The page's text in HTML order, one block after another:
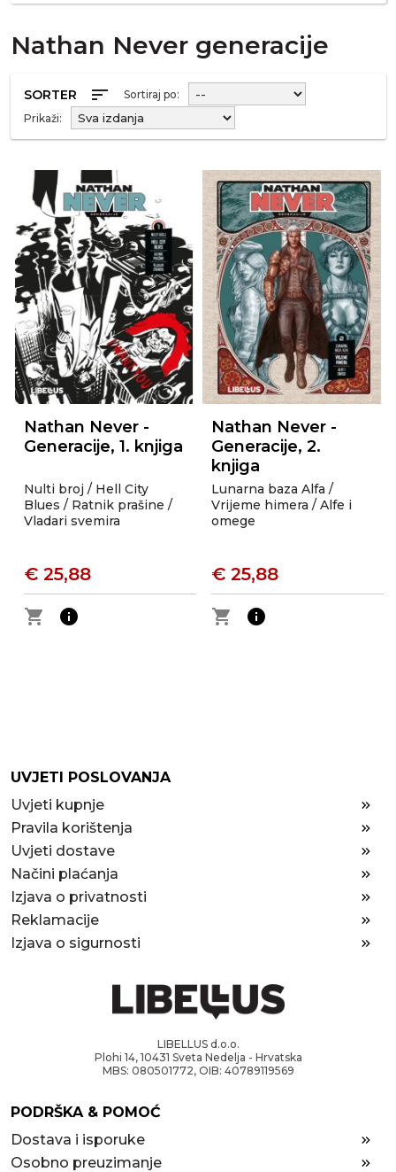
Nathan Never generacije
SORTER sort
Sortiraj po:
Prikaži:
Nathan Never -
Generacije, 1. knjiga
Nulti broj / Hell City
Blues / Ratnik prašine /
Vladari svemira
€ 25,88
shopping_cart
info
Nathan Never -
Generacije, 2.
knjiga
Lunarna baza Alfa /
Vrijeme himera / Alfe i
omege
€ 25,88
shopping_cart
info
UVJETI POSLOVANJA
Uvjeti kupnje
Pravila korištenja
Uvjeti dostave
Načini plaćanja
Izjava o privatnosti
Reklamacije
Izjava o sigurnosti
LIBELLUS d.o.o.
Plohi 14, 10431 Sveta Nedelja - Hrvatska
MBS: 080501772, OIB: 40789119569
PODRŠKA & POMOĆ
Dostava i isporuke
Osobno preuzimanje